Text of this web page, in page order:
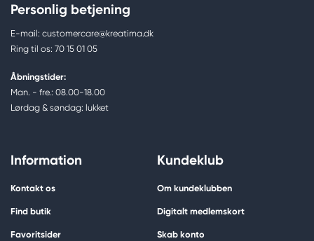
Personlig betjening
E-mail: customercare@kreatima.dk
Ring til os: 70 15 01 05
Åbningstider:
Man. - fre.: 08.00-18.00
Lørdag & søndag: lukket
Information
Kontakt os
Find butik
Favoritsider
Kundeklub
Om kundeklubben
Digitalt medlemskort
Skab konto